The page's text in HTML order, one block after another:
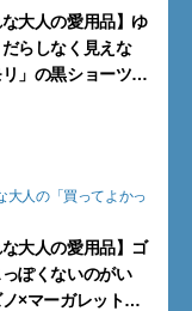
な大人の愛用品】ゆ
らしなく見えな
」の黒ショーツ
な大人の愛用品】ゴ
ぽくないのがい
×マーガレット・